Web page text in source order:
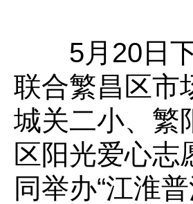
5月20日下
联合繁昌区市
城关二小、繁
区阳光爱心志
同举办“江淮